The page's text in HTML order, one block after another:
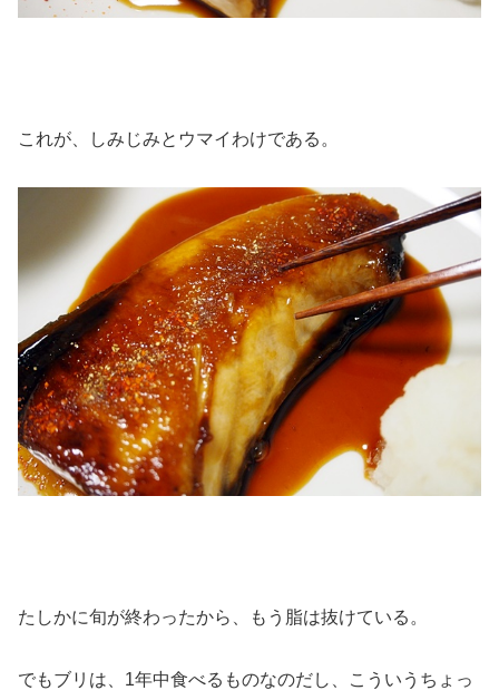
これが、しみじみとウマイわけである。
たしかに旬が終わったから、もう脂は抜けている。
でもブリは、1年中食べるものなのだし、こういうちょっ